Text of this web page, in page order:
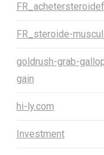
FR_steroide-
goldrush-grab-
gain
hi-ly.com
Investment